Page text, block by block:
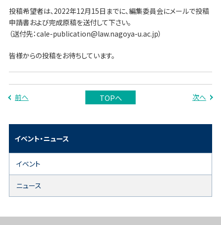
投稿希望者は、2022年12月15日までに、編集委員会にメールで投稿
申請書および完成原稿を送付して下さい。
（送付先：cale-publication@law.nagoya-u.ac.jp）
皆様からの投稿をお待ちしています。
前へ TOPへ 次へ
イベント・ニュース
イベント
ニュース